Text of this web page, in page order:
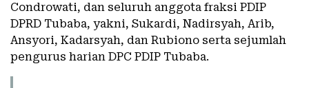
Condrowati, dan seluruh anggota fraksi PDIP
DPRD Tubaba, yakni, Sukardi, Nadirsyah, Arib,
Ansyori, Kadarsyah, dan Rubiono serta sejumlah
pengurus harian DPC PDIP Tubaba.